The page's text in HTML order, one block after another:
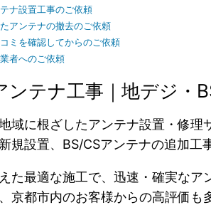
ナ設置工事のご依頼
アンテナの撤去のご依頼
ミを確認してからのご依頼
者へのご依頼
ンテナ工事｜地デジ・
域に根ざしたアンテナ設置・修理
規設置、BS/CSアンテナの追加
た最適な施工で、迅速・確実なア
京都市内のお客様からの高評価も